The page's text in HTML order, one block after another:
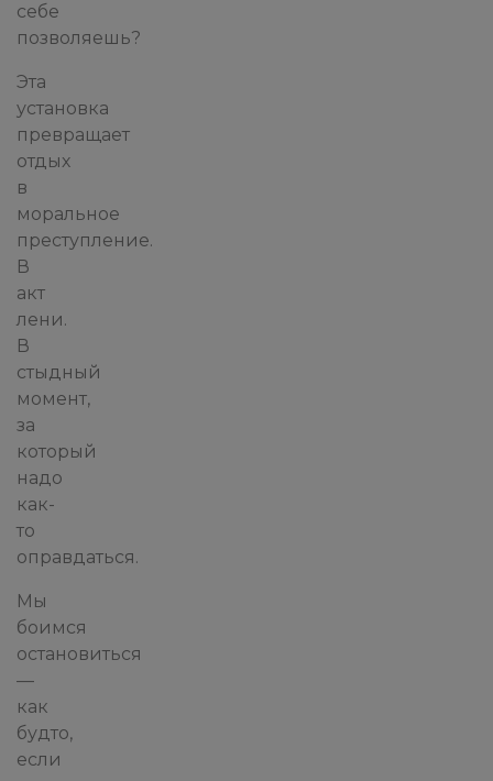
себе
позволяешь?
Эта
установка
превращает
отдых
в
моральное
преступление.
В
акт
лени.
В
стыдный
момент,
за
который
надо
как-
то
оправдаться.
Мы
боимся
остановиться
—
как
будто,
если